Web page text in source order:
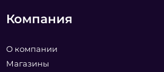
Компания
О компании
Магазины